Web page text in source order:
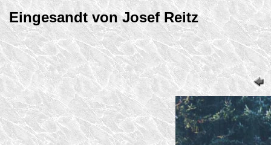
Eingesandt von Josef Reitz